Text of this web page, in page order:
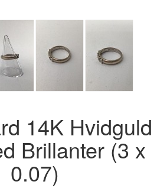
14K Hvidguld
Brillanter (3 x
0.07)